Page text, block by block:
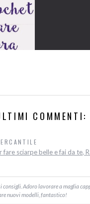
COMMENTI:
sciarpe belle e fai da te,
consigli. Adoro lavorare a maglia
nuovi modelli, fantastico!